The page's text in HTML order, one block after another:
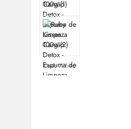
Cod:72546